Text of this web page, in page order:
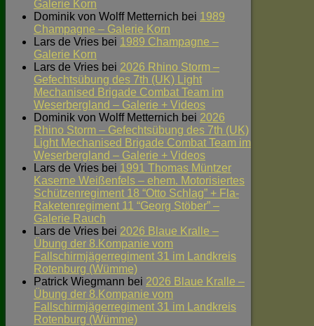
Galerie Korn
Dominik von Wolff Metternich bei 1989
Champagne – Galerie Korn
Lars de Vries bei 1989 Champagne –
Galerie Korn
Lars de Vries bei 2026 Rhino Storm –
Gefechtsübung des 7th (UK) Light
Mechanised Brigade Combat Team im
Weserbergland – Galerie + Videos
Dominik von Wolff Metternich bei 2026
Rhino Storm – Gefechtsübung des 7th (UK)
Light Mechanised Brigade Combat Team im
Weserbergland – Galerie + Videos
Lars de Vries bei 1991 Thomas Müntzer
Kaserne Weißenfels – ehem. Motorisiertes
Schützenregiment 18 “Otto Schlag” + Fla-
Raketenregiment 11 “Georg Stöber” –
Galerie Rauch
Lars de Vries bei 2026 Blaue Kralle –
Übung der 8.Kompanie vom
Fallschirmjägerregiment 31 im Landkreis
Rotenburg (Wümme)
Patrick Wiegmann bei 2026 Blaue Kralle –
Übung der 8.Kompanie vom
Fallschirmjägerregiment 31 im Landkreis
Rotenburg (Wümme)